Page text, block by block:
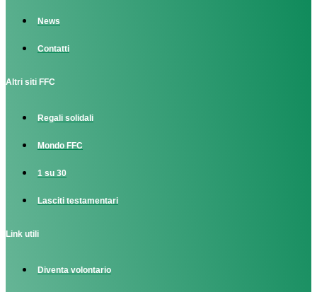
News
Contatti
Altri siti FFC
Regali solidali
Mondo FFC
1 su 30
Lasciti testamentari
Link utili
Diventa volontario